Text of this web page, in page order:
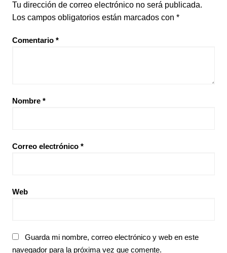
Tu dirección de correo electrónico no será publicada.
Los campos obligatorios están marcados con *
Comentario *
Nombre *
Correo electrónico *
Web
Guarda mi nombre, correo electrónico y web en este
navegador para la próxima vez que comente.